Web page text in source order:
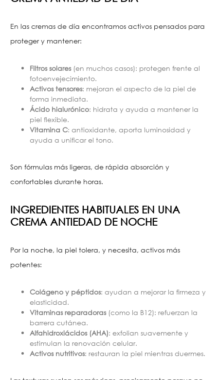
En las cremas de día encontramos activos pensados para
proteger y mantener:
Filtros solares(en muchos casos): protegen frente al
fotoenvejecimiento.
Activos tensores: mejoran el aspecto de la piel de
forma inmediata.
Ácido hialurónico: hidrata y ayuda a mantener la
piel flexible.
Vitamina C: antioxidante, aporta luminosidad y
ayuda a unificar el tono.
Son fórmulas más ligeras, de rápida absorción y
confortables durante horas.
INGREDIENTES HABITUALES EN UNA
CREMA ANTIEDAD DE NOCHE
Por la noche, la piel tolera, y necesita, activos más
potentes:
Colágeno y péptidos: ayudan a mejorar la firmeza y
elasticidad.
Vitaminas reparadoras(como la B12): refuerzan la
barrera cutánea.
Alfahidroxiácidos (AHA): exfolian suavemente y
estimulan la renovación celular.
Activos nutritivos: restauran la piel mientras duermes.